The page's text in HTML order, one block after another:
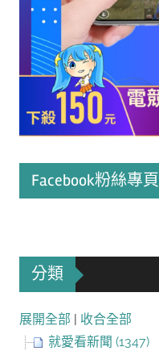
Facebook粉絲專頁
分類
展開全部 | 收合全部
就愛看新聞 (1347)